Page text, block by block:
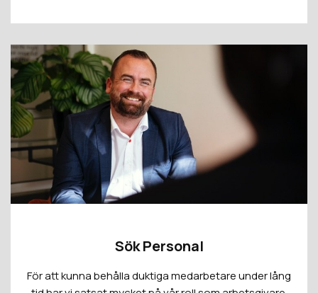
Sök Personal
För att kunna behålla duktiga medarbetare under lång